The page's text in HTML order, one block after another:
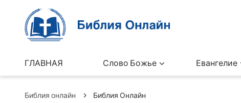
ГЛАВНАЯ Слово Божье Евангелие
Библия онлайн Библия Онлайн